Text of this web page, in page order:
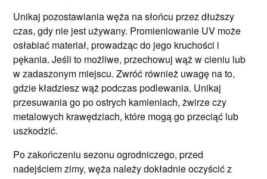
Unikaj pozostawiania węża na słońcu przez dłuższy
czas, gdy nie jest używany. Promieniowanie UV może
osłabiać materiał, prowadząc do jego kruchości i
pękania. Jeśli to możliwe, przechowuj wąż w cieniu lub
w zadaszonym miejscu. Zwróć również uwagę na to,
gdzie kładziesz wąż podczas podlewania. Unikaj
przesuwania go po ostrych kamieniach, żwirze czy
metalowych krawędziach, które mogą go przeciąć lub
uszkodzić.
Po zakończeniu sezonu ogrodniczego, przed
nadejściem zimy, węża należy dokładnie oczyścić z